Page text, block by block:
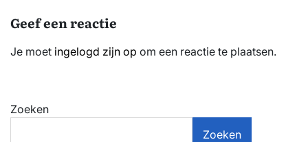
Geef een reactie
Je moet ingelogd zijn op om een reactie te plaatsen.
Zoeken
Zoeken